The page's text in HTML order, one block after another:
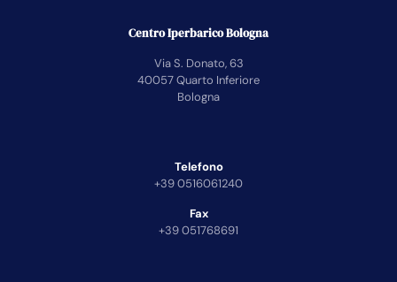
Centro Iperbarico Bologna
Via S. Donato, 63
40057 Quarto Inferiore
Bologna
Telefono
+39 0516061240
Fax
+39 051768691